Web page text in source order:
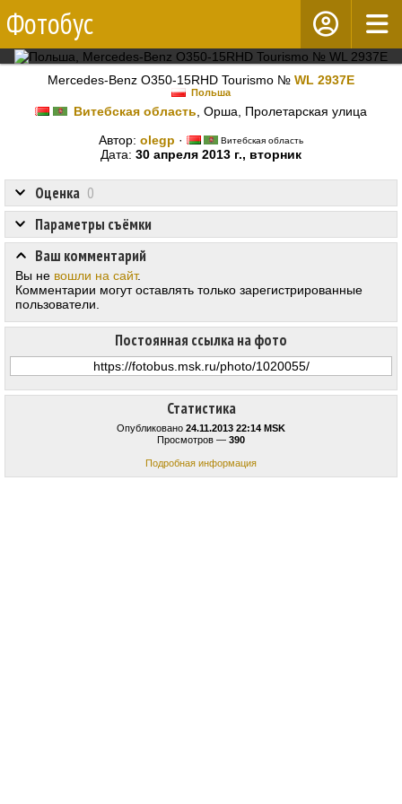
Фотобус
Mercedes-Benz O350-15RHD Tourismo № WL 2937E
Польша
Витебская область , Орша, Пролетарская улица
Автор: olegp · Витебская область
Дата: 30 апреля 2013 г., вторник
Статистика
Опубликовано 24.11.2013 22:14 MSK
Просмотров — 390
Подробная информация
Оценка 0
Постоянная ссылка на фото
Параметры съёмки
Ваш комментарий
Вы не вошли на сайт.
Комментарии могут оставлять только зарегистрированные
пользователи.